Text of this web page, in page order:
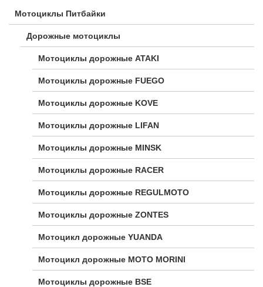
Мотоциклы Питбайки
Дорожные мотоциклы
Мотоциклы дорожные ATAKI
Мотоциклы дорожные FUEGO
Мотоциклы дорожные KOVE
Мотоциклы дорожные LIFAN
Мотоциклы дорожные MINSK
Мотоциклы дорожные RACER
Мотоциклы дорожные REGULMOTO
Мотоциклы дорожные ZONTES
Мотоцикл дорожные YUANDA
Мотоцикл дорожные МОТО MORINI
Мотоциклы дорожные BSE